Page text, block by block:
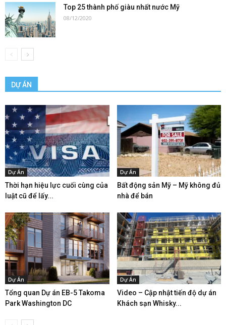
Top 25 thành phố giàu nhất nước Mỹ
08/12/2020
DỰ ÁN
Dự Án
Thời hạn hiệu lực cuối cùng của
luật cũ để lấy...
Dự Án
Bất động sản Mỹ – Mỹ không đủ
nhà để bán
Dự Án
Tổng quan Dự án EB-5 Takoma
Park Washington DC
Dự Án
Video – Cập nhật tiến độ dự án
Khách sạn Whisky...